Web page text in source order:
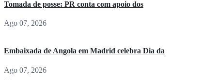
Tomada de posse: PR conta com apoio dos
Ago 07, 2026
Embaixada de Angola em Madrid celebra Dia da
Ago 07, 2026